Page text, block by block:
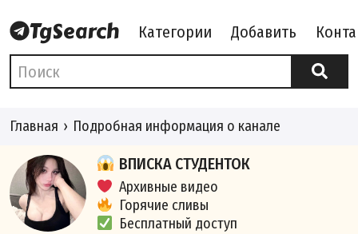
Категории Добавить
Главная Подробная информация о канале
ВПИСКА СТУДЕНТОК
Архивные видео
Горячие сливы
Бесплатный доступ